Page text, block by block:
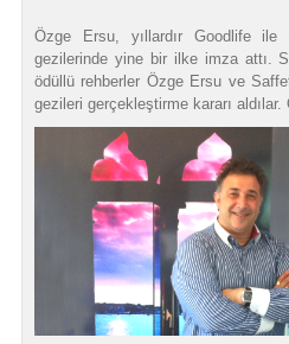
Özge Ersu, yıllardır Goodlife ile
gezilerinde yine bir ilke imza attı.
ödüllü rehberler Özge Ersu ve
gezileri gerçekleştirme kararı